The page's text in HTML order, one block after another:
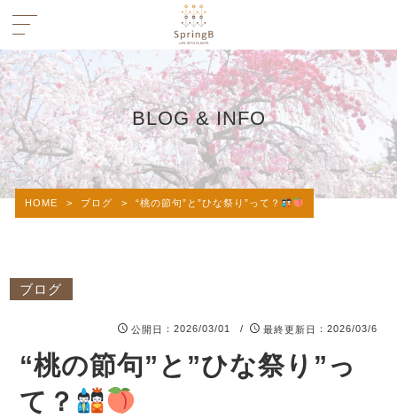
BLOG & INFO
HOME > ブログ > “桃の節句”と”ひな祭り”って？
ブログ
公開日 ：2026/03/01 / 最終更新日 ：2026/03/6
“桃の節句”と”ひな祭り”っ
て？